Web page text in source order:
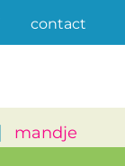
contact
mandje